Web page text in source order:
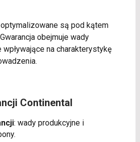
są pod kątem
obejmuje wady
na charakterystykę
Continental
: wady produkcyjne i